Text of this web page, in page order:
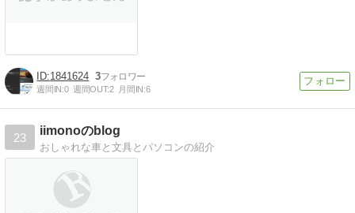
1841624 3
週間IN:0 週間OUT:2 月間IN:6
23
iimonoのblog
おしゃれな車と文具とパソコンの紹介